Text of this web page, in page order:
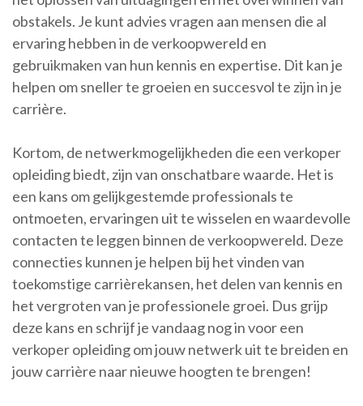
obstakels. Je kunt advies vragen aan mensen die al
ervaring hebben in de verkoopwereld en
gebruikmaken van hun kennis en expertise. Dit kan je
helpen om sneller te groeien en succesvol te zijn in je
carrière.
Kortom, de netwerkmogelijkheden die een verkoper
opleiding biedt, zijn van onschatbare waarde. Het is
een kans om gelijkgestemde professionals te
ontmoeten, ervaringen uit te wisselen en waardevolle
contacten te leggen binnen de verkoopwereld. Deze
connecties kunnen je helpen bij het vinden van
toekomstige carrièrekansen, het delen van kennis en
het vergroten van je professionele groei. Dus grijp
deze kans en schrijf je vandaag nog in voor een
verkoper opleiding om jouw netwerk uit te breiden en
jouw carrière naar nieuwe hoogten te brengen!